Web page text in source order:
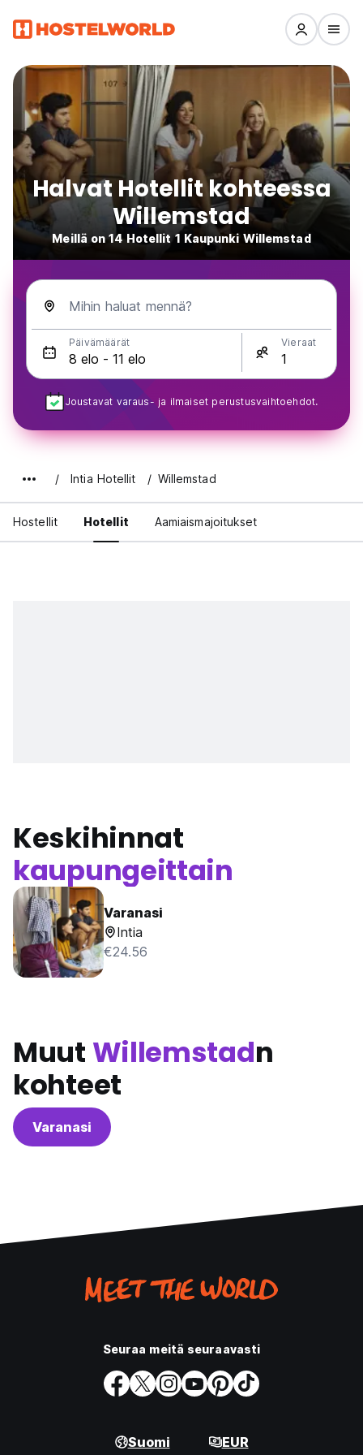
Halvat Hotellit kohteessa
Willemstad
Meillä on 14 Hotellit 1 Kaupunki Willemstad
Mihin haluat mennä?
Päivämäärät Vieraat
Joustavat varaus- ja ilmaiset perustusvaihtoehdot.
Intia Hotellit Willemstad
Hostellit Hotellit Aamiaismajoitukset
Keskihinnat
kaupungeittain
Varanasi
Intia
€24.56
Muut Willemstadn
kohteet
Varanasi
Seuraa meitä seuraavasti
Suomi EUR